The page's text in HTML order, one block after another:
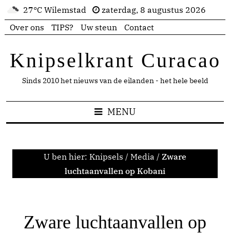
27°C Wilemstad
zaterdag, 8 augustus 2026
Over ons
TIPS? Uw steun Contact
Knipselkrant Curacao
Sinds 2010 het nieuws van de eilanden - het hele beeld
MENU
U ben hier: Knipsels / Media / Zware
luchtaanvallen op Kobani
Zware luchtaanvallen op